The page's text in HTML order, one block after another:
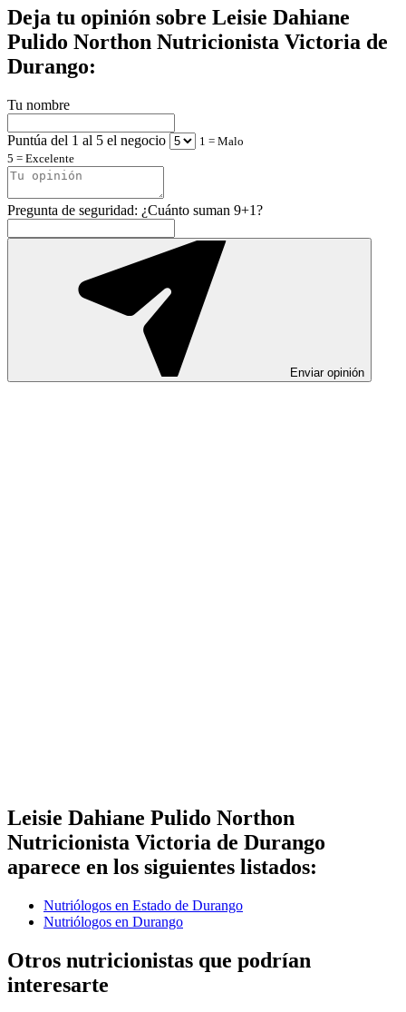
Deja tu opinión sobre Leisie Dahiane
Pulido Northon Nutricionista Victoria de
Durango:
Tu nombre
Puntúa del 1 al 5 el negocio
1 = Malo
5 = Excelente
Pregunta de seguridad: ¿Cuánto suman 9+1?
Enviar opinión
Leisie Dahiane Pulido Northon
Nutricionista Victoria de Durango
aparece en los siguientes listados:
Nutriólogos en Estado de Durango
Nutriólogos en Durango
Otros nutricionistas que podrían
interesarte